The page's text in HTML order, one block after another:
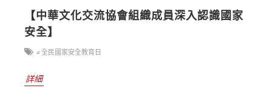
【中華文化交流協會組織成員深入認識國家
安全】
# 全民國家安全教育日
詳細